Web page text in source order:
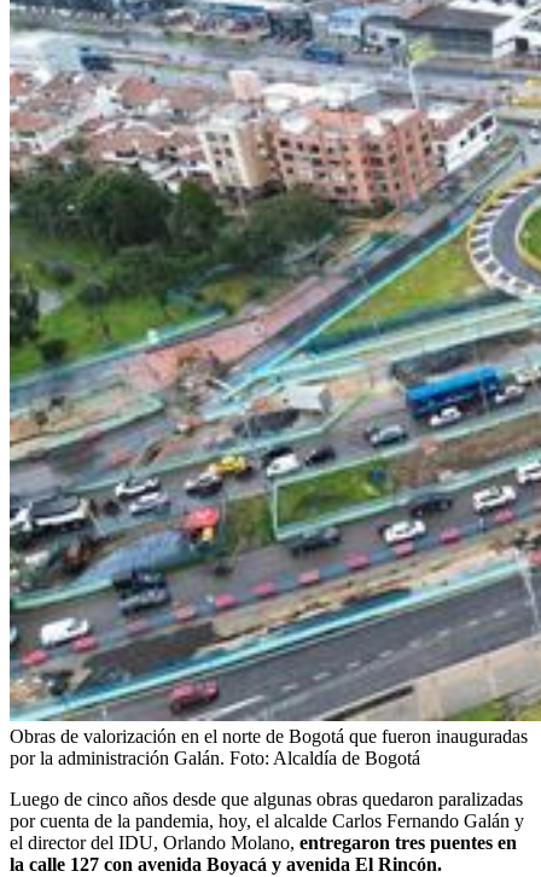
Obras de valorización en el norte de Bogotá que fueron inauguradas
por la administración Galán. Foto: Alcaldía de Bogotá
Luego de cinco años desde que algunas obras quedaron paralizadas
por cuenta de la pandemia, hoy, el alcalde Carlos Fernando Galán y
el director del IDU, Orlando Molano, entregaron tres puentes en
la calle 127 con avenida Boyacá y avenida El Rincón.